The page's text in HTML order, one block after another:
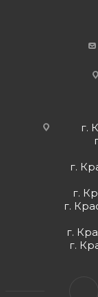
г.
г.
г.
г.
г.
г.